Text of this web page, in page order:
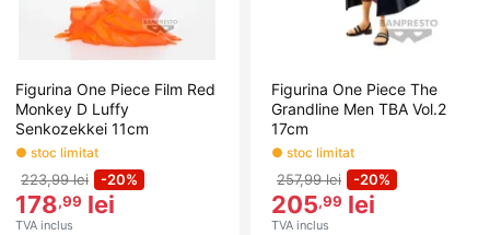
Figurina One Piece Film Red
Monkey D Luffy
Senkozekkei 11cm
● stoc limitat
223,99 lei -20%
178,99 lei
TVA inclus
Figurina One Piece The
Grandline Men TBA Vol.2
17cm
● stoc limitat
257,99 lei -20%
205,99 lei
TVA inclus